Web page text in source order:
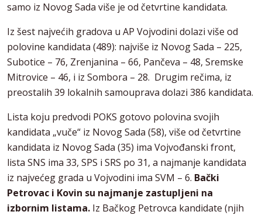
samo iz Novog Sada više je od četvrtine kandidata.
Iz šest najvećih gradova u AP Vojvodini dolazi više od
polovine kandidata (489): najviše iz Novog Sada – 225,
Subotice – 76, Zrenjanina – 66, Pančeva – 48, Sremske
Mitrovice – 46, i iz Sombora – 28. Drugim rečima, iz
preostalih 39 lokalnih samouprava dolazi 386 kandidata.
Lista koju predvodi POKS gotovo polovina svojih
kandidata „vuče“ iz Novog Sada (58), više od četvrtine
kandidata iz Novog Sada (35) ima Vojvođanski front,
lista SNS ima 33, SPS i SRS po 31, a najmanje kandidata
iz najvećeg grada u Vojvodini ima SVM – 6. Bački
Petrovac i Kovin su najmanje zastupljeni na
izbornim listama. Iz Bačkog Petrovca kandidate (njih